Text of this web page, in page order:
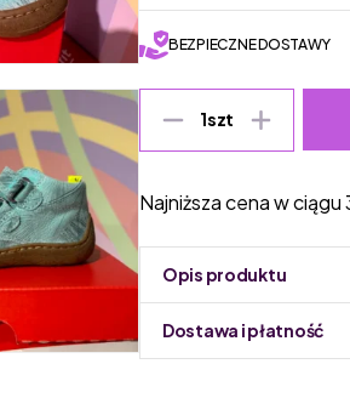
BEZPIECZNE DOSTAWY
1szt
Najniższa cena w ciągu
Opis produktu
Dostawa i płatność